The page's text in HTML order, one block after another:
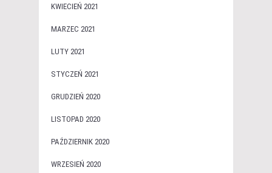
KWIECIEŃ 2021
MARZEC 2021
LUTY 2021
STYCZEŃ 2021
GRUDZIEŃ 2020
LISTOPAD 2020
PAŹDZIERNIK 2020
WRZESIEŃ 2020